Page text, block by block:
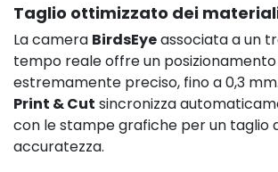
Taglio ottimizzato dei
La camera BirdsEyeassociata a un
tempo reale offre un posizionamento
estremamente preciso, fino a 0,3
Print & Cut sincronizza
con le stampe grafiche per un taglio
accuratezza.